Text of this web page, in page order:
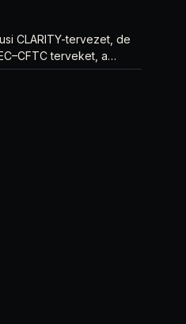
CLARITY-tervezet, de
terveket, a